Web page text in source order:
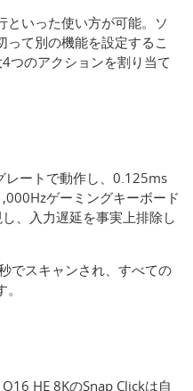
といった使い方が可能。ソ
って別の機能を設定するこ
つのアクションを割り当て
レートで動作し、0.125ms
ゲーミングキーボード
、入力遅延を事実上排除し
でスキャンされ、すべての
HE 8KのSnap Clickは自